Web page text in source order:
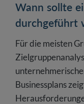
Wann sollte
durchgeführt
Für die meisten
Businessplans